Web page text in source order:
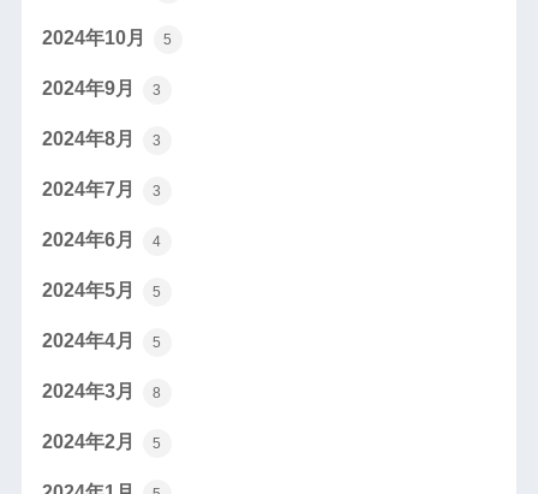
2024年10月 5
2024年9月 3
2024年8月 3
2024年7月 3
2024年6月 4
2024年5月 5
2024年4月 5
2024年3月 8
2024年2月 5